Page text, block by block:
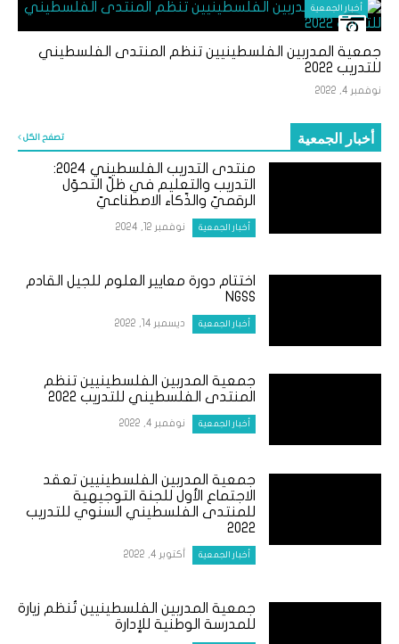
أخبار الجمعية
جمعية المدربين الفلسطينيين تنظم المنتدى الفلسطيني
للتدريب 2022
نوفمبر 4, 2022
أخبار الجمعية تصفح الكل
منتدى التدريب الفلسطيني ٢٠٢٤:
التدريب والتعليم في ظلّ التحوّل
الرقميّ والذّكاء الاصطناعيّ
أخبار الجمعية نوفمبر 12, 2024
اختتام دورة معايير العلوم للجيل القادم
NGSS
أخبار الجمعية ديسمبر 14, 2022
جمعية المدربين الفلسطينيين تنظم
المنتدى الفلسطيني للتدريب 2022
أخبار الجمعية نوفمبر 4, 2022
جمعية المدربين الفلسطينيين تعقد
الاجتماع الأول للجنة التوجيهية
للمنتدى الفلسطيني السنوي للتدريب
2022
أخبار الجمعية أكتوبر 4, 2022
جمعية المدربين الفلسطينيين تُنظم زيارة
للمدرسة الوطنية للإدارة